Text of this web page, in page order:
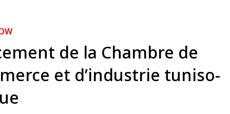
de la Chambre de
et d’industrie tuniso-